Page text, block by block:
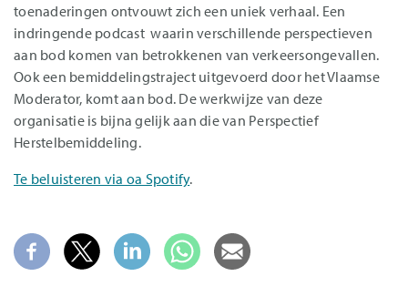
toenaderingen ontvouwt zich een uniek verhaal. Een
indringende podcast waarin verschillende perspectieven
aan bod komen van betrokkenen van verkeersongevallen.
Ook een bemiddelingstraject uitgevoerd door het Vlaamse
Moderator, komt aan bod. De werkwijze van deze
organisatie is bijna gelijk aan die van Perspectief
Herstelbemiddeling.
Te beluisteren via oa Spotify.